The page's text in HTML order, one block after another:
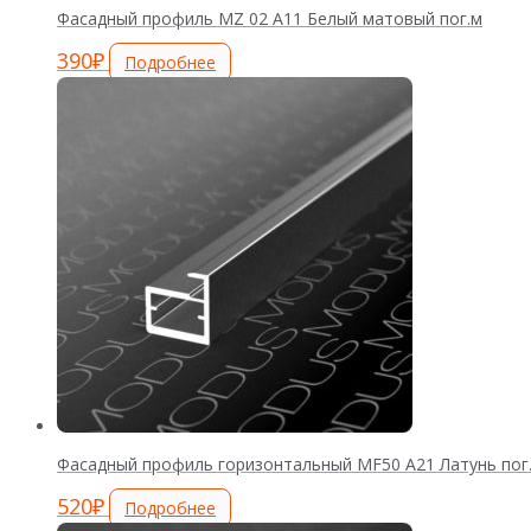
Фасадный профиль MZ 02 А11 Белый матовый пог.м
390₽ Подробнее
Фасадный профиль горизонтальный MF50 А21 Латунь
520₽ Подробнее